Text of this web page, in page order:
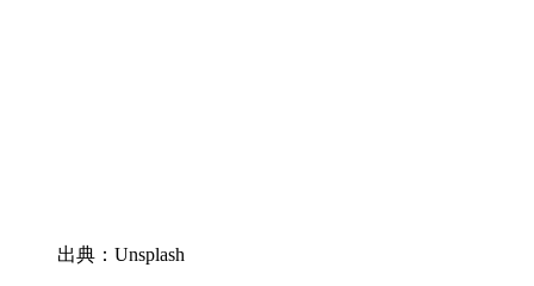
出典：Unsplash